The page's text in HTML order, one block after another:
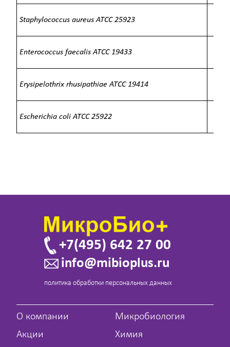
Staphylococcus aureus ATCC 25923
Enterococcus faecalis ATCC 19433
Erysipelothrix rhusipathiae ATCC 19414
Escherichia coli ATCC 25922
+7(495) 642 27 00
info@mibioplus.ru
политика обработки персональных данных
О компании
Акции
Микробиология
Химия